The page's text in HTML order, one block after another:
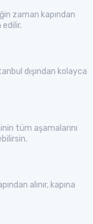
zaman kapından
edilir.
dışından kolayca
tüm aşamalarını
alınır, kapına